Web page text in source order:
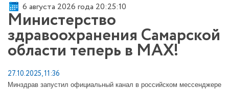
6 августа 2026 года 20:25:11
Министерство
здравоохранения Самарской
области теперь в MAX!
27.10.2025, 11:36
Минздрав запустил официальный канал в российском мессенджере